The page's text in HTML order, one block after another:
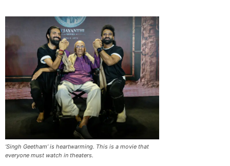
‘Singh Geetham’ is heartwarming. This is a movie that
everyone must watch in theaters.